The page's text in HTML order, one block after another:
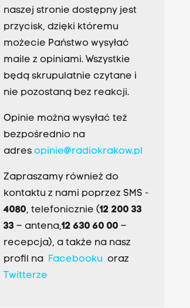
naszej stronie dostępny jest
przycisk, dzięki któremu
możecie Państwo wysyłać
maile z opiniami. Wszystkie
będą skrupulatnie czytane i
nie pozostaną bez reakcji.
Opinie można wysyłać też
bezpośrednio na
adres opinie@radiokrakow.pl
Zapraszamy również do
kontaktu z nami poprzez SMS -
4080, telefonicznie (12 200 33
33– antena,12 630 60 00 –
recepcja), a także na nasz
profil na Facebookuoraz
Twitterze